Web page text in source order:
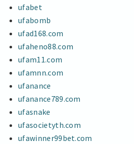
ufabet
ufabomb
ufad168.com
ufaheno88.com
ufam11.com
ufamnn.com
ufanance
ufanance789.com
ufasnake
ufasocietyth.com
ufawinner99bet.com